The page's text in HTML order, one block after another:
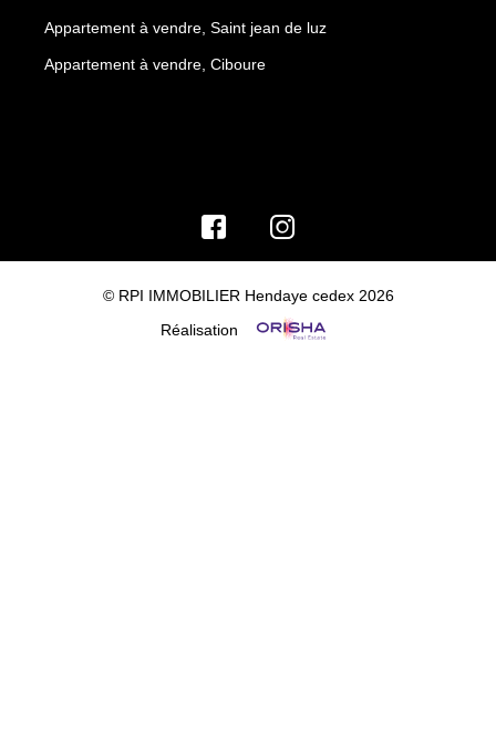
Appartement à vendre, Saint jean de luz
Appartement à vendre, Ciboure
© RPI IMMOBILIER Hendaye cedex 2026
Réalisation